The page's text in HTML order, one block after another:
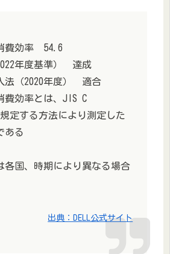
費効率 54.6
年度基準） 達成
法（2020年度） 適合
費効率とは、JIS C
定する方法により測定した
ある
各国、時期により異なる場合
出典：DELL公式サイト